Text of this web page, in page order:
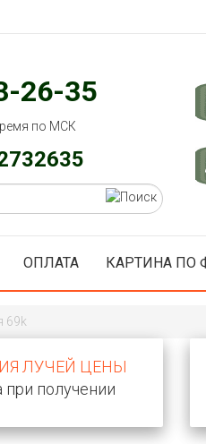
26-35
по МСК
ОПЛАТА КАРТИНА ПО
69k
ЛУЧЕЙ ЦЕНЫ
при получении